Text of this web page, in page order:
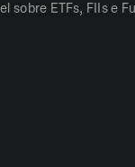
sobre ETFs, FIIs e